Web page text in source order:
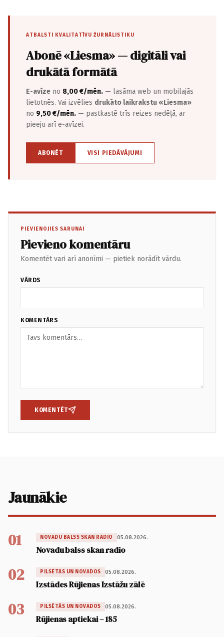
ATBALSTI KVALITATĪVU ŽURNĀLISTIKU
Abonē «Liesma» — digitāli vai
drukātā formātā
E-avīze no 8,00 €/mēn. — lasāma web un mobilajās
lietotnēs. Vai izvēlies drukāto laikrakstu «Liesma»
no 9,50 €/mēn. — pastkastē trīs reizes nedēļā, ar
pieeju arī e-avīzei.
ABONĒT VISI PIEDĀVĀJUMI
PIEVIENOJIES SARUNAI
Pievieno komentāru
Komentēt vari arī anonīmi — pietiek norādīt vārdu.
VĀRDS
KOMENTĀRS
KOMENTĒT
Jaunākie
01 NOVADU BALSS SKAN RADIO 05.08.2026.
Novadu balss skan radio
02 PILSĒTĀS UN NOVADOS 05.08.2026.
Izstādes Rūjienas Izstāžu zālē
03 PILSĒTĀS UN NOVADOS 05.08.2026.
Rūjienas aptiekai – 185